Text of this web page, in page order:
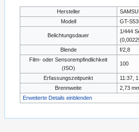
Hersteller
Modell
GT-
Belichtungsdauer
1/444
Blende
f/2,8
Film- oder Sensorempfindlichkeit
(ISO)
100
Erfassungszeitpunkt
11:37,
Brennweite
2,73
Erweiterte Details einblenden